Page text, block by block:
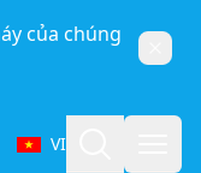
của chúng
Đóng
VI
Chọn ngôn ngữ